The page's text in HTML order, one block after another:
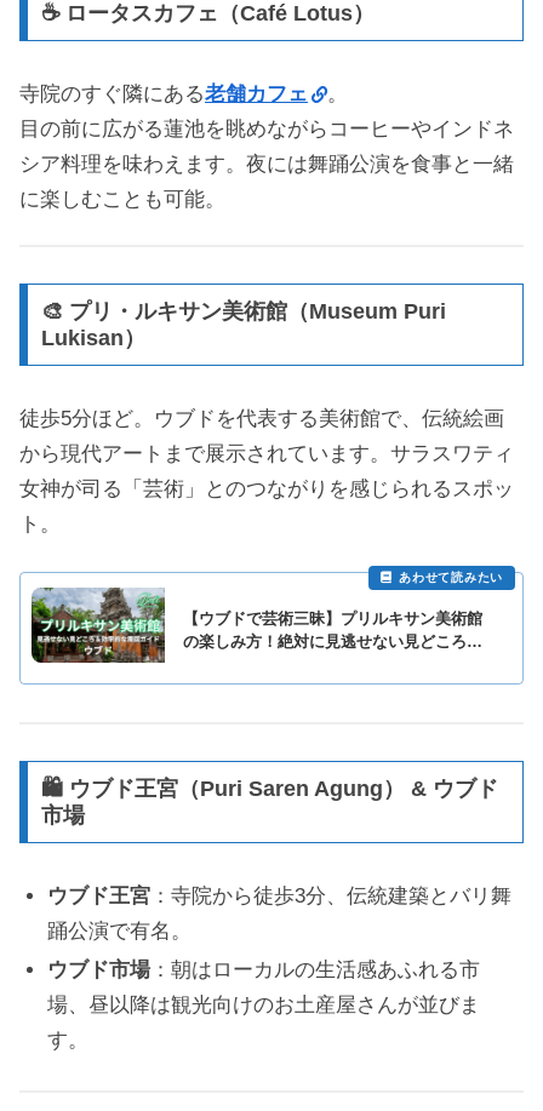
☕ ロータスカフェ（Café Lotus）
寺院のすぐ隣にある老舗カフェ
。
目の前に広がる蓮池を眺めながらコーヒーやインドネ
シア料理を味わえます。夜には舞踊公演を食事と一緒
に楽しむことも可能。
🎨 プリ・ルキサン美術館（Museum Puri
Lukisan）
徒歩5分ほど。ウブドを代表する美術館で、伝統絵画
から現代アートまで展示されています。サラスワティ
女神が司る「芸術」とのつながりを感じられるスポッ
ト。
【ウブドで芸術三昧】プリルキサン美術館
の楽しみ方！絶対に見逃せない見どころ＆
🛍️ ウブド王宮（Puri Saren Agung） & ウブド
市場
ウブド王宮 ：寺院から徒歩3分、伝統建築とバリ舞
踊公演で有名。
ウブド市場 ：朝はローカルの生活感あふれる市
場、昼以降は観光向けのお土産屋さんが並びま
す。